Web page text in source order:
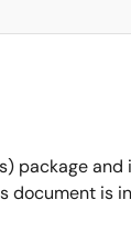
package
document is